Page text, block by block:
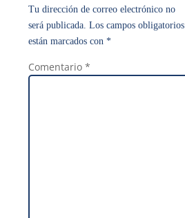
Tu dirección de correo electrónico no
será publicada. Los campos obligatorios
están marcados con *
Comentario *